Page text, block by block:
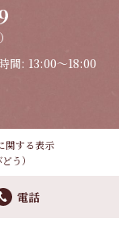
間: 13:00～18:00
関する表示
う）
電話